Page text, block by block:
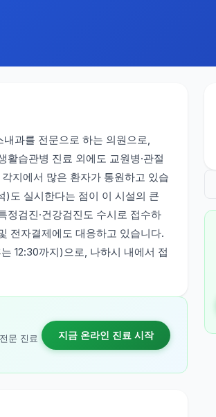
과를 전문으로 하는 의원으로,
습관병 진료 외에도 교원병·관절
지에서 많은 환자가 통원하고 있습
)도 실시한다는 점이 이 시설의 큰
정검진·건강검진도 수시로 접수하
전자결제에도 대응하고 있습니다.
12:30까지)으로, 나하시 내에서 접
문 진료
지금 온라인 진료 시작